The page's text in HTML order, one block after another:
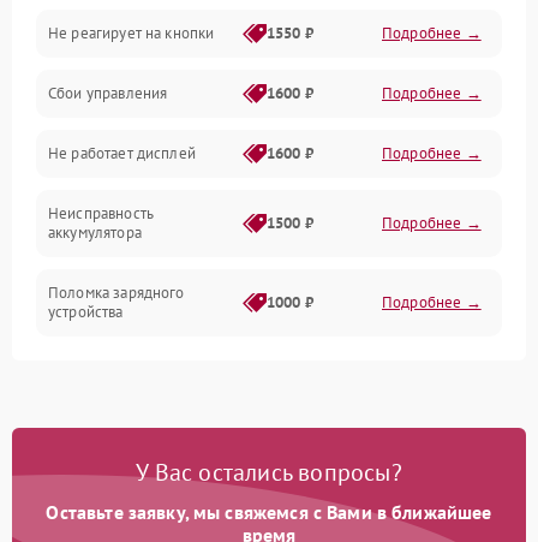
Работа системы
Всасывание
Засор
Привод
Электронные компоненты
Не реагирует на кнопки 1550 ₽ Подробнее →
Сбои управления 1600 ₽ Подробнее →
Не работает дисплей 1600 ₽ Подробнее →
Неисправность
аккумулятора
1500 ₽ Подробнее →
Поломка зарядного
устройства
1000 ₽ Подробнее →
Поломка кнопки
Неисправность системы
1000 ₽ Подробнее →
У Вас остались вопросы?
Оставьте заявку, мы свяжемся с Вами в ближайшее
время